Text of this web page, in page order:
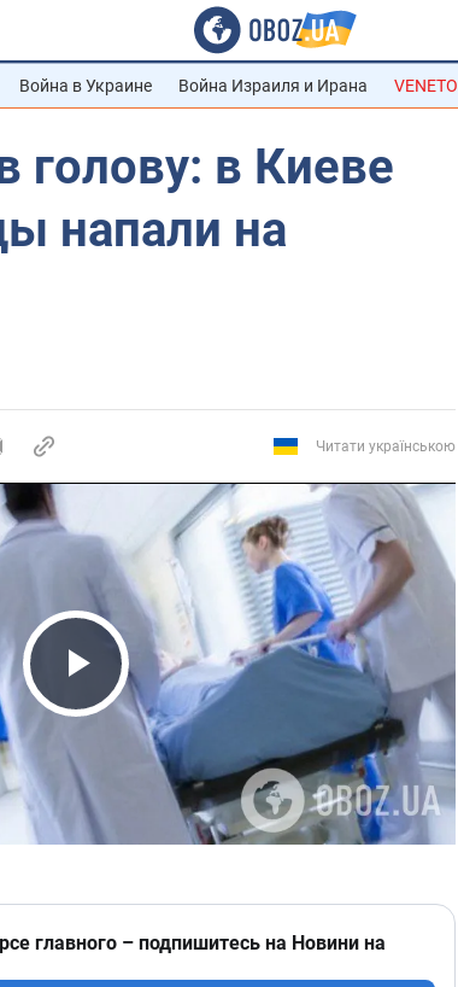
Война в Украине Война Израиля и Ирана VENETO
голову: в Киеве
напали на
Читати українською
Play Video
главного – подпишитесь на Новини на